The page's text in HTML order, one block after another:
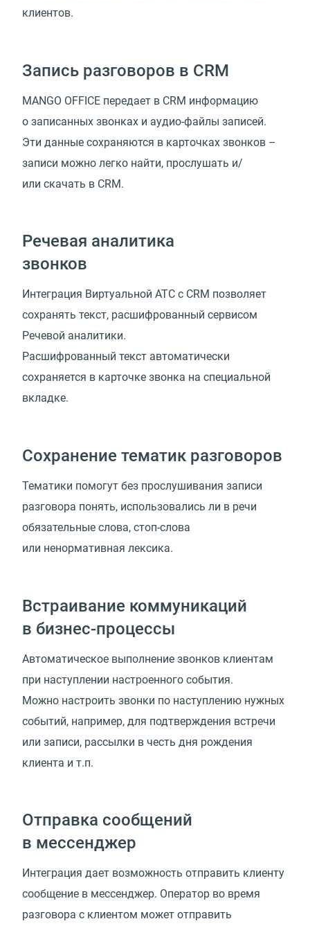
клиентов.
Запись разговоров в CRM
MANGO OFFICE передает в CRM информацию
о записанных звонках и аудио-файлы записей.
Эти данные сохраняются в карточках звонков –
записи можно легко найти, прослушать и/
или скачать в CRM.
Речевая аналитика
звонков
Интеграция Виртуальной АТС с CRM позволяет
сохранять текст, расшифрованный сервисом
Речевой аналитики.
Расшифрованный текст автоматически
сохраняется в карточке звонка на специальной
вкладке.
Сохранение тематик разговоров
Тематики помогут без прослушивания записи
разговора понять, использовались ли в речи
обязательные слова, стоп-слова
или ненормативная лексика.
Встраивание коммуникаций
в бизнес-процессы
Автоматическое выполнение звонков клиентам
при наступлении настроенного события.
Можно настроить звонки по наступлению нужных
событий, например, для подтверждения встречи
или записи, рассылки в честь дня рождения
клиента и т.п.
Отправка сообщений
в мессенджер
Интеграция дает возможность отправить клиенту
сообщение в мессенджер. Оператор во время
разговора с клиентом может отправить